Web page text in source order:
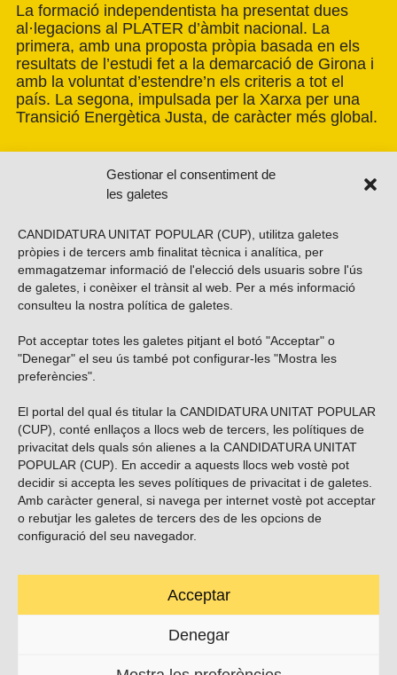
Gestionar el consentiment de
les galetes
CANDIDATURA UNITAT POPULAR (CUP), utilitza galetes
pròpies i de tercers amb finalitat tècnica i analítica, per
emmagatzemar informació de l'elecció dels usuaris sobre l'ús
de galetes, i conèixer el trànsit al web. Per a més informació
consulteu la nostra política de galetes
Pot acceptar totes les galetes pitjant el botó "Acceptar" o
"Denegar" el seu ús també pot configurar-les "Mostra les
preferències".
El portal del qual és titular la CANDIDATURA UNITAT POPULAR
(CUP), conté enllaços a llocs web de tercers, les polítiques de
privacitat dels quals són alienes a la CANDIDATURA UNITAT
POPULAR (CUP). En accedir a aquests llocs web vostè pot
decidir si accepta les seves polítiques de privacitat i de galetes.
Amb caràcter general, si navega per internet vostè pot acceptar
o rebutjar les galetes de tercers des de les opcions de
configuració del seu navegador.
Acceptar
Denegar
La formació independentista ha presentat dues
al·legacions al PLATER d’àmbit nacional. La
primera, amb una proposta pròpia basada en els
resultats de l’estudi fet a la demarcació de Girona i
amb la voluntat d’estendre’n els criteris a tot el
país. La segona, impulsada per la Xarxa per una
Transició Energètica Justa, de caràcter més global.
Vols subscriure’t al nostre butlletí?
ENVIAR
Troba’ns a les xarxes socials
Carrer Casp 180 (baixos), Barcelona.
contacte@cup.cat